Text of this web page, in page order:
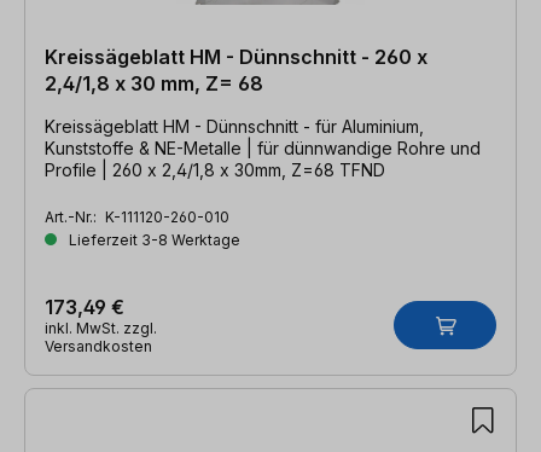
Kreissägeblatt HM - Dünnschnitt - 260 x
2,4/1,8 x 30 mm, Z= 68
Kreissägeblatt HM - Dünnschnitt - für Aluminium,
Kunststoffe & NE-Metalle | für dünnwandige Rohre und
Profile | 260 x 2,4/1,8 x 30mm, Z=68 TFND
Art.-Nr.: K-111120-260-010
Lieferzeit 3-8 Werktage
173,49 €
inkl. MwSt. zzgl.
Versandkosten